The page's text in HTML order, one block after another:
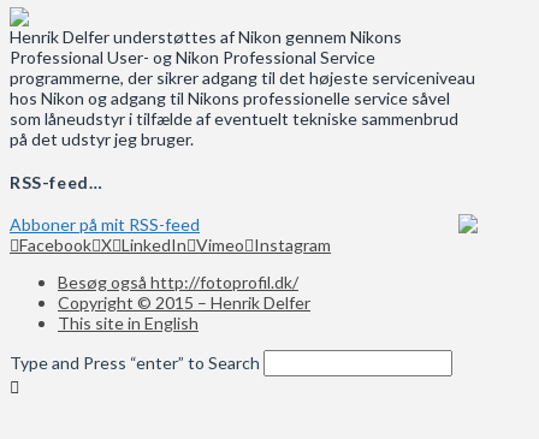
Henrik Delfer understøttes af Nikon gennem Nikons
Professional User- og Nikon Professional Service
programmerne, der sikrer adgang til det højeste serviceniveau
hos Nikon og adgang til Nikons professionelle service såvel
som låneudstyr i tilfælde af eventuelt tekniske sammenbrud
på det udstyr jeg bruger.
RSS-feed…
Abboner på mit RSS-feed
Facebook X LinkedIn Vimeo Instagram
Besøg også http://fotoprofil.dk/
Copyright © 2015 – Henrik Delfer
This site in English
Type and Press “enter” to Search